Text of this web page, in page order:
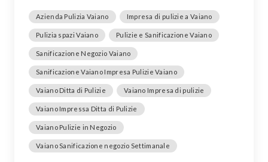
Azienda Pulizia Vaiano Impresa di pulizie a Vaiano
Pulizia spazi Vaiano Pulizie e Sanificazione Vaiano
Sanificazione Negozio Vaiano
Sanificazione Vaiano Impresa Pulizie Vaiano
Vaiano Ditta di Pulizie Vaiano Impresa di pulizie
Vaiano Impressa Ditta di Pulizie
Vaiano Pulizie in Negozio
Vaiano Sanificazione negozio Settimanale